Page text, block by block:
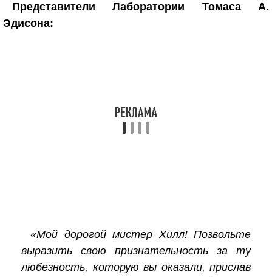
Представители Лаборатории Томаса А.
Эдисона:
«Мой дорогой мистер Хилл! Позвольте
выразить свою признательность за ту
любезность, которую вы оказали, прислав